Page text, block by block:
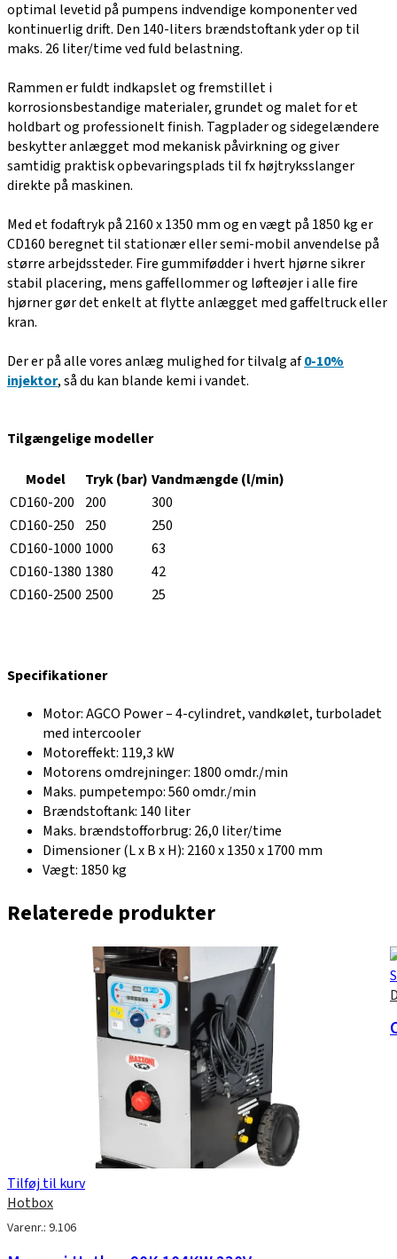
optimal levetid på pumpens indvendige komponenter ved
kontinuerlig drift. Den 140-liters brændstoftank yder op til
maks. 26 liter/time ved fuld belastning.
Rammen er fuldt indkapslet og fremstillet i
korrosionsbestandige materialer, grundet og malet for et
holdbart og professionelt finish. Tagplader og sidegelændere
beskytter anlægget mod mekanisk påvirkning og giver
samtidig praktisk opbevaringsplads til fx højtryksslanger
direkte på maskinen.
Med et fodaftryk på 2160 x 1350 mm og en vægt på 1850 kg er
CD160 beregnet til stationær eller semi-mobil anvendelse på
større arbejdssteder. Fire gummifødder i hvert hjørne sikrer
stabil placering, mens gaffellommer og løfteøjer i alle fire
hjørner gør det enkelt at flytte anlægget med gaffeltruck eller
kran.
Der er på alle vores anlæg mulighed for tilvalg af0-10%
injektor, så du kan blande kemi i vandet.
Tilgængelige modeller
Model Tryk (bar) Vandmængde (l/min)
CD160-200
200
300
CD160-250
250
250
CD160-1000 1000
63
CD160-1380 1380
42
CD160-2500 2500 25
Specifikationer
Motor: AGCO Power – 4-cylindret, vandkølet, turboladet
med intercooler
Motoreffekt: 119,3 kW
Motorens omdrejninger: 1800 omdr./min
Maks. pumpetempo: 560 omdr./min
Brændstoftank: 140 liter
Maks. brændstofforbrug: 26,0 liter/time
Dimensioner (L x B x H): 2160 x 1350 x 1700 mm
Vægt: 1850 kg
Relaterede produkter
Tilføj til kurv
Hotbox
Varenr.: 9.106